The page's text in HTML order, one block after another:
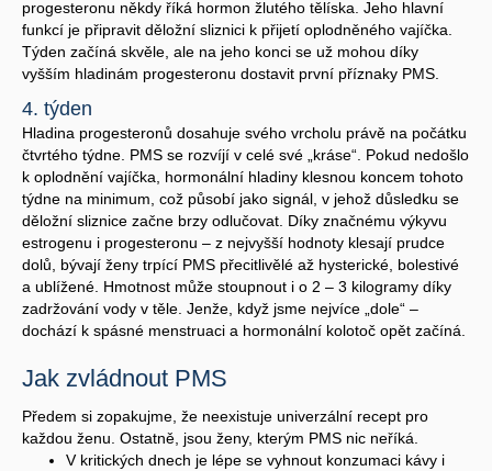
progesteronu někdy říká hormon žlutého tělíska. Jeho hlavní
funkcí je připravit děložní sliznici k přijetí oplodněného vajíčka.
Týden začíná skvěle, ale na jeho konci se už mohou díky
vyšším hladinám progesteronu dostavit první příznaky PMS.
4. týden
Hladina progesteronů dosahuje svého vrcholu právě na počátku
čtvrtého týdne. PMS se rozvíjí v celé své „kráse“. Pokud nedošlo
k oplodnění vajíčka, hormonální hladiny klesnou koncem tohoto
týdne na minimum, což působí jako signál, v jehož důsledku se
děložní sliznice začne brzy odlučovat. Díky značnému výkyvu
estrogenu i progesteronu – z nejvyšší hodnoty klesají prudce
dolů, bývají ženy trpící PMS přecitlivělé až hysterické, bolestivé
a ublížené. Hmotnost může stoupnout i o 2 – 3 kilogramy díky
zadržování vody v těle. Jenže, když jsme nejvíce „dole“ –
dochází k spásné menstruaci a hormonální kolotoč opět začíná.
Jak zvládnout PMS
Předem si zopakujme, že neexistuje univerzální recept pro
každou ženu. Ostatně, jsou ženy, kterým PMS nic neříká.
V kritických dnech je lépe se vyhnout konzumaci kávy i